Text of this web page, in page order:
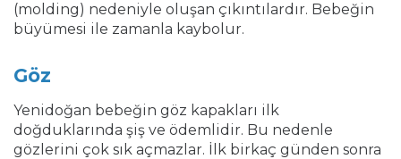
(molding) nedeniyle oluşan çıkıntılardır. Bebeğin
büyümesi ile zamanla kaybolur.
Göz
Yenidoğan bebeğin göz kapakları ilk
doğduklarında şiş ve ödemlidir. Bu nedenle
gözlerini çok sık açmazlar. İlk birkaç günden sonra